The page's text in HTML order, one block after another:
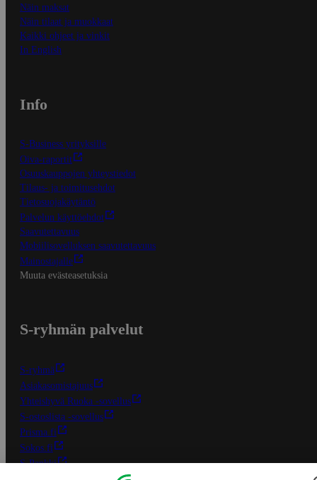
Näin maksat
Näin tilaat ja muokkaat
Kaikki ohjeet ja vinkit
In English
Info
S-Business yrityksille
Oiva-raportit
Osuuskauppojen yhteystiedot
Tilaus- ja toimitusehdot
Tietosuojakäytäntö
Palvelun käyttöehdot
Saavutettavuus
Mobiilisovelluksen saavutettavuus
Mainostajalle
Muuta evästeasetuksia
S-ryhmän palvelut
S-ryhmä
Asiakasomistajuus
Yhteishyvä Ruoka -sovellus
S-ostoslista -sovellus
Prisma.fi
Sokos.fi
S-Pankki